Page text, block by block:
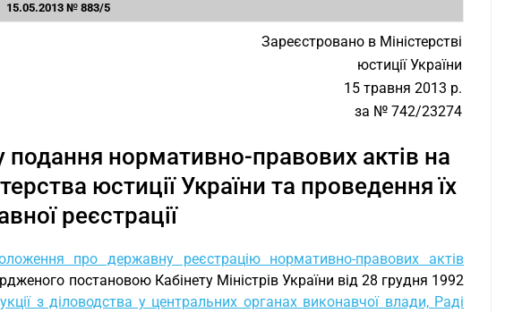
15.05.2013 № 883/5
Зареєстровано в Міністерстві
юстиції України
15 травня 2013 р.
за № 742/23274
нормативно-правових актів на
юстиції України та проведення їх
реєстрації
про державну реєстрацію нормативно-правових актів
постановою Кабінету Міністрів України від 28 грудня 1992
з діловодства у центральних органах виконавчої влади, Раді